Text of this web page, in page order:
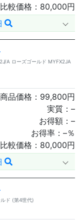
比較価格： 80,000円
A ローズゴールド MYFX2JA
商品価格： 99,800円
実質： –
お得額： –
お得率： –％
比較価格： 80,000円
ド (第4世代)